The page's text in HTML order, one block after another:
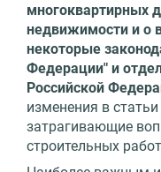
многоквартирных
недвижимости и о
некоторые
Федерации" и
Российской
изменения в
затрагивающие
строительных